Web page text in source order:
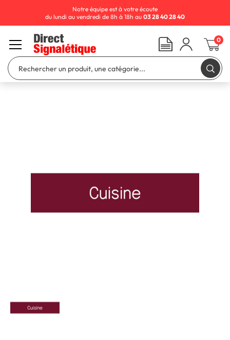
Notre équipe est à votre écoute
du lundi au vendredi de 8h à 18h au 03 28 40 28 40
0